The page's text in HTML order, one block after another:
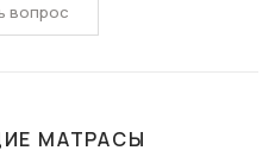
вопрос
МАТРАСЫ